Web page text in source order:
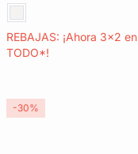
REBAJAS: ¡Ahora 3x2 en
TODO*!
-30%